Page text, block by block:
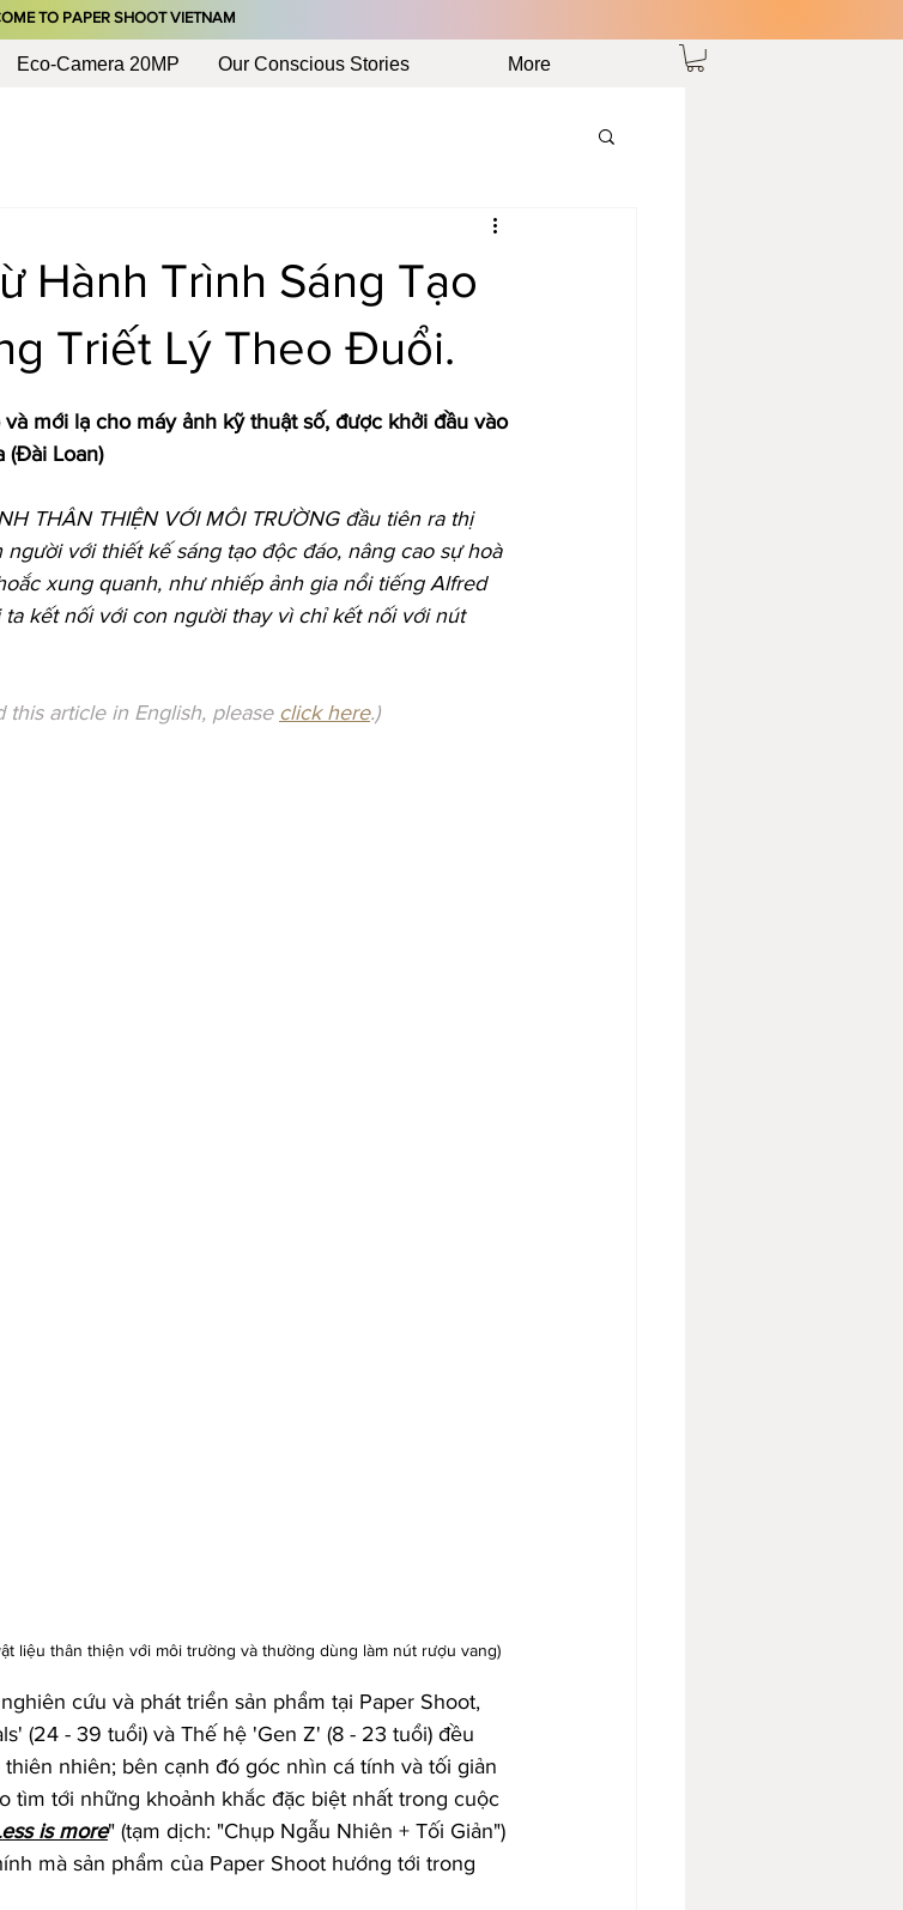
TO PAPER SHOOT VIETNAM
Eco-Camera 20MP Our Conscious Stories More
Hành Trình Sáng Tạo
Triết Lý Theo Đuổi.
mới lạ cho máy ảnh kỹ thuật số, được khởi đầu vào
(Đài Loan)
THÂN THIỆN VỚI MÔI TRƯỜNG đầu tiên ra thị
với thiết kế sáng tạo độc đáo, nâng cao sự hoà
xung quanh, như nhiếp ảnh gia nổi tiếng Alfred
kết nối với con người thay vì chỉ kết nối với nút
this article in English, please click here.)
liệu thân thiện với môi trường và thường dùng làm nút rượu vang)
cứu và phát triển sản phẩm tại Paper Shoot,
(24 - 39 tuổi) và Thế hệ 'Gen Z' (8 - 23 tuổi) đều
nhiên; bên cạnh đó góc nhìn cá tính và tối giản
tìm tới những khoảnh khắc đặc biệt nhất trong cuộc
is more" (tạm dịch: "Chụp Ngẫu Nhiên + Tối Giản")
mà sản phẩm của Paper Shoot hướng tới trong